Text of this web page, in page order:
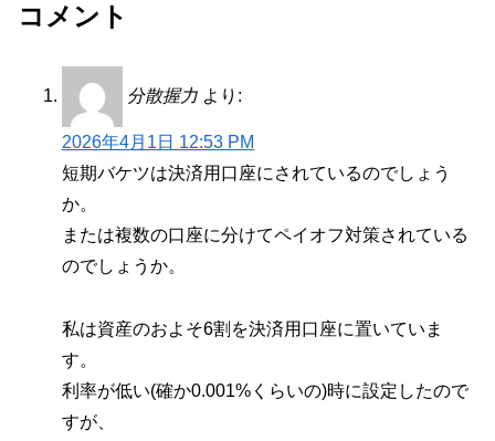
コメント
分散握力 より:
2026年4月1日 12:53 PM
短期バケツは決済用口座にされているのでしょう
か。
または複数の口座に分けてペイオフ対策されている
のでしょうか。
私は資産のおよそ6割を決済用口座に置いていま
す。
利率が低い(確か0.001%くらいの)時に設定したので
すが、